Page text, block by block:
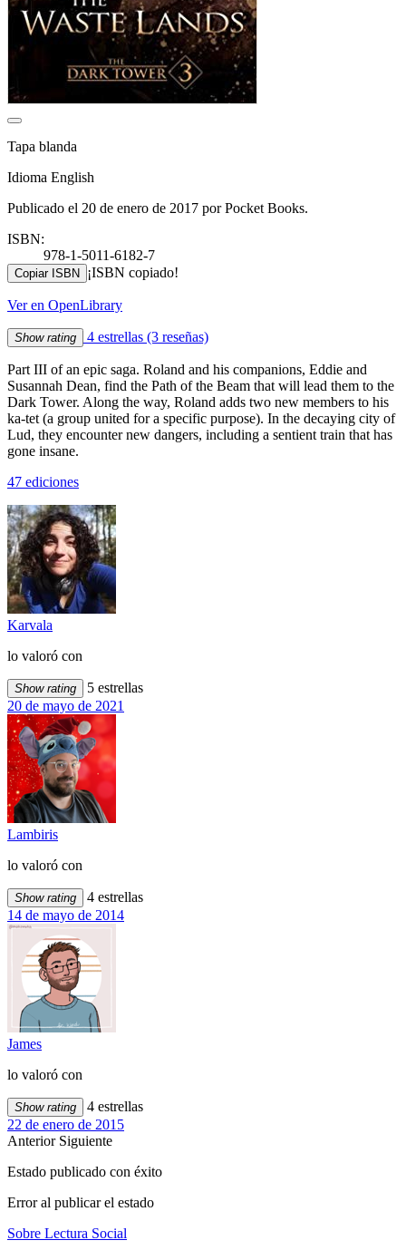
Tapa blanda
Idioma English
Publicado el 20 de enero de 2017 por Pocket Books.
ISBN:
978-1-5011-6182-7
Copiar ISBN ¡ISBN copiado!
Ver en OpenLibrary
Show rating 4 estrellas (3 reseñas)
Part III of an epic saga. Roland and his companions, Eddie and
Susannah Dean, find the Path of the Beam that will lead them to the
Dark Tower. Along the way, Roland adds two new members to his
ka-tet (a group united for a specific purpose). In the decaying city of
Lud, they encounter new dangers, including a sentient train that has
gone insane.
47 ediciones
Karvala
lo valoró con
Show rating
5 estrellas
20 de mayo de 2021
Lambiris
lo valoró con
Show rating
4 estrellas
14 de mayo de 2014
James
lo valoró con
Show rating
4 estrellas
22 de enero de 2015
Anterior Siguiente
Estado publicado con éxito
Error al publicar el estado
Sobre Lectura Social